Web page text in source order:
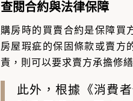
查閱合約與法律保障
購房時的買賣合約是保障買
房屋瑕疵的保固條款或賣方
責，則可以要求賣方承擔修
此外，根據《消費